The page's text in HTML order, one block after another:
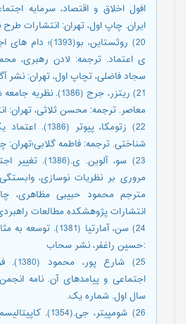
افول اخلاق و اقتصاد، سرمایه
ایران. چاپ اول، تهران: انتشارات طرح
20) روثستاین،
ی اعتماد. ترجمه: لادن رهبری،
سجاد فاضلی، تچاپ اول، تهران: نشر
21) ریتزر، جرج (1386).
معاصر. ترجمه: محسن ثلاثی، تهران:
22) زتومکا، پیوتر
شناختی. ترجمه: فاطمه گلابی؛تهران:
23) سو، آلوین.
مروری بر نظریات نوسازی،
مترجم محمود حبیبی مظاهری،
انتشارات پژوهشکده مطالعات
24) سن، آمارتيا (1381).
:حسين راغفر، نشر سحاب
25) شارع
اجتماعی و پیامدهای آن. نامه
سال اول. شماره یک.
26) شومپیتر،